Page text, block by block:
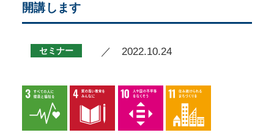
開講します
セミナー ／ 2022.10.24